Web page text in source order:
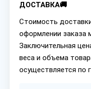
ДОСТАВКА🚚
Стоимость
оформлении заказа
Заключительная
веса и объема
осуществляется по